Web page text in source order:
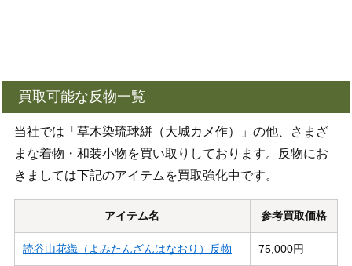
買取可能な反物一覧
当社では「草木染琉球絣（大城カメ作）」の他、さまざ
まな着物・和装小物を買い取りしております。反物にお
きましては下記のアイテムを買取強化中です。
アイテム名 参考買取価格
読谷山花織（よみたんざんはなおり）反物 75,000円